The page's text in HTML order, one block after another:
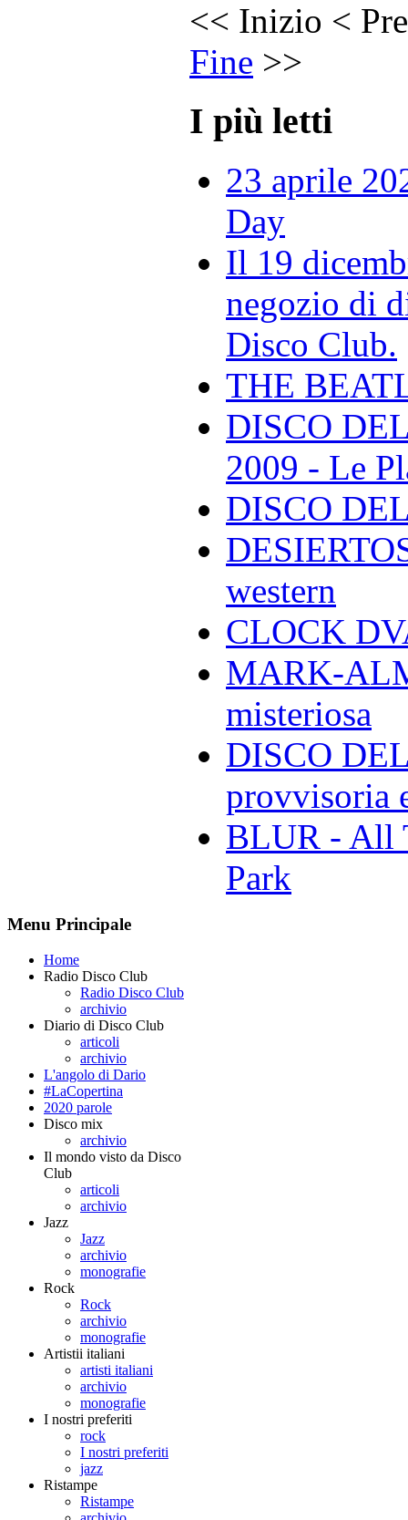
<< Inizio <
Fine >>
I più letti
23 aprile
Day
Il 19
negozio di
Disco Club.
THE
DISCO
2009 - Le
DISCO
western
CLOCK
MARK-
misteriosa
DISCO
provvisoria
BLUR - All
Park
Menu Principale
Home
Radio Disco Club
Radio Disco Club
archivio
Diario di Disco Club
articoli
archivio
L'angolo di Dario
#LaCopertina
2020 parole
Disco mix
archivio
Il mondo visto da Disco
Club
articoli
archivio
Jazz
Jazz
archivio
monografie
Rock
Rock
archivio
monografie
Artistii italiani
artisti italiani
archivio
monografie
I nostri preferiti
rock
I nostri preferiti
jazz
Ristampe
Ristampe